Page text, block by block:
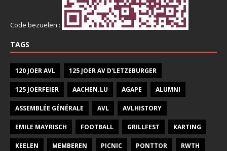
Code bezuelen :
TAGS
120 JOER AVL 125 JOER AV D'LETZEBURGER
125 JOERFEIER AACHEN.LU AGAPE ALUMNI
ASSEMBLÉE GÉNÉRALE AVL AVLHISTORY
EMILE MAYRISCH FOOTBALL GRILLFEST KARTING
KEELEN MEMBEREN PICNIC PONTTOR RWTH